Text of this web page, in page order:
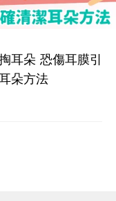
耳朵 恐傷耳膜引
朵方法